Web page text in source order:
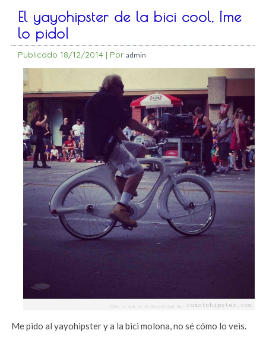
El yayohipster de la bici cool, ¡me
lo pido!
Publicado 18/12/2014 | Por admin
Me pido al yayohipster y a la bici molona, no sé cómo lo veis.